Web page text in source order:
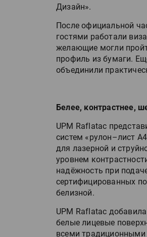
Дизайн».
После официальной
гостями работали
желающие могли
профиль из бумаги.
объединили
Белее, контрастнее,
UPM Raflatac
систем «рулон–лист
для лазерной и
уровнем
надёжность при
сертифицированных
белизной.
UPM Raflatac
белые лицевые
всеми традиционными